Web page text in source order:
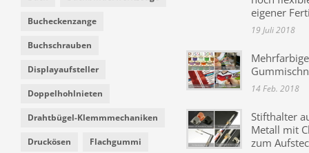
Bucheckenzange
Buchschrauben
Displayaufsteller
Doppelhohlnieten
Drahtbügel-Klemmmechaniken
Druckösen Flachgummi
eigener
19 Juli 2018
Mehrfarbige
14 Feb. 2018
Stifthalter
Metall mit
zum